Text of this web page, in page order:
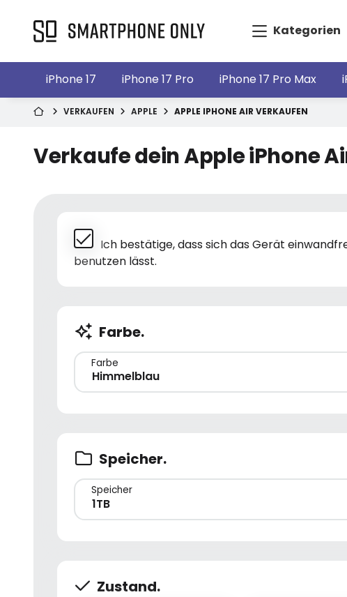
Kategorien
iPhone 17 iPhone 17 Pro iPhone 17 Pro Max
VERKAUFEN APPLE APPLE IPHONE AIR VERKAUFEN
Verkaufe dein Apple iPhone
Ich bestätige, dass sich das Gerät
benutzen lässt.
Farbe.
Farbe
Himmelblau
Speicher.
Speicher
1TB
Zustand.